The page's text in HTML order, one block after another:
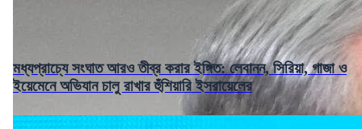
মধ্যপ্রাচ্যে সংঘাত আরও তীব্র করার ইঙ্গিত: লেবানন, সিরিয়া, গাজা ও
ইয়েমেনে অভিযান চালু রাখার হুঁশিয়ারি ইসরায়েলের